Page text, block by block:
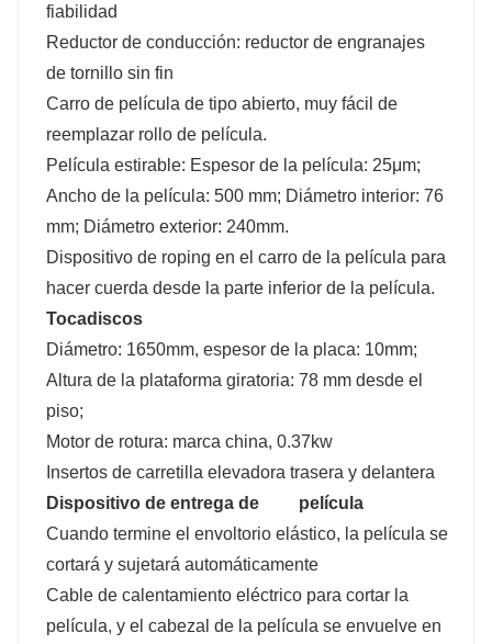
fiabilidad
Reductor de conducción: reductor de engranajes
de tornillo sin fin
Carro de película de tipo abierto, muy fácil de
reemplazar rollo de película.
Película estirable: Espesor de la película: 25μm;
Ancho de la película: 500 mm; Diámetro interior: 76
mm; Diámetro exterior: 240mm.
Dispositivo de roping en el carro de la película para
hacer cuerda desde la parte inferior de la película.
Tocadiscos
Diámetro: 1650mm, espesor de la placa: 10mm;
Altura de la plataforma giratoria: 78 mm desde el
piso;
Motor de rotura: marca china, 0.37kw
Insertos de carretilla elevadora trasera y delantera
Dispositivo de entrega de película
Cuando termine el envoltorio elástico, la película se
cortará y sujetará automáticamente
Cable de calentamiento eléctrico para cortar la
película, y el cabezal de la película se envuelve en